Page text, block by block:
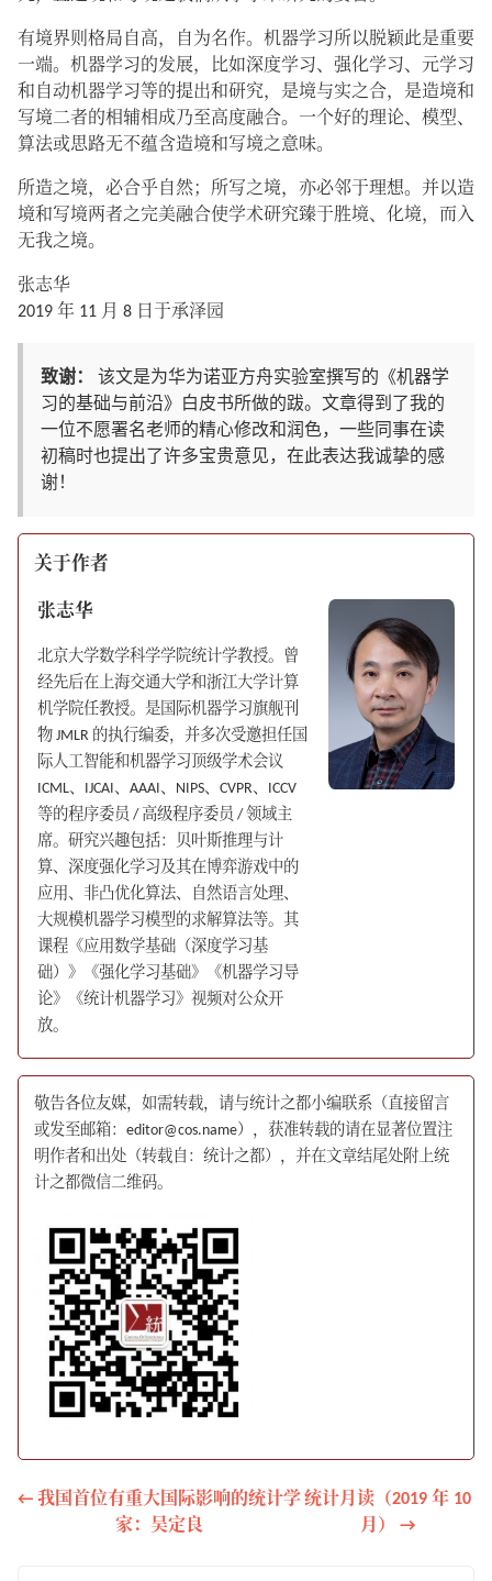
有境界则格局自高，自为名作。机器学习所以脱颖此是重要
一端。机器学习的发展，比如深度学习、强化学习、元学习
和自动机器学习等的提出和研究，是境与实之合，是造境和
写境二者的相辅相成乃至高度融合。一个好的理论、模型、
算法或思路无不蕴含造境和写境之意味。
所造之境，必合乎自然；所写之境，亦必邻于理想。并以造
境和写境两者之完美融合使学术研究臻于胜境、化境，而入
无我之境。
张志华
2019 年 11 月 8 日于承泽园
致谢：
该文是为华为诺亚方舟实验室撰写的《机器学
习的基础与前沿》白皮书所做的跋。文章得到了我的
一位不愿署名老师的精心修改和润色，一些同事在读
初稿时也提出了许多宝贵意见，在此表达我诚挚的感
谢！
关于作者
张志华
北京大学数学科学学院统计学教授。曾
经先后在上海交通大学和浙江大学计算
机学院任教授。是国际机器学习旗舰刊
物 JMLR 的执行编委，并多次受邀担任国
际人工智能和机器学习顶级学术会议
ICML、IJCAI、AAAI、NIPS、CVPR、ICCV
等的程序委员 / 高级程序委员 / 领域主
席。研究兴趣包括：贝叶斯推理与计
算、深度强化学习及其在博弈游戏中的
应用、非凸优化算法、自然语言处理、
大规模机器学习模型的求解算法等。其
课程《应用数学基础（深度学习基
础）》《强化学习基础》《机器学习导
论》《统计机器学习》视频对公众开
放。
敬告各位友媒，如需转载，请与统计之都小编联系（直接留言
或发至邮箱：editor@cos.name），获准转载的请在显著位置注
明作者和出处（转载自：统计之都），并在文章结尾处附上统
计之都微信二维码。
← 我国首位有重大国际影响的统计学
家：吴定良
统计月读（2019 年 10
月） →